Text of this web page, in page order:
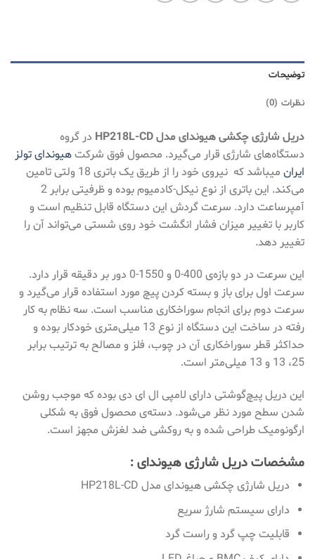
توضیحات
نظرات (0)
دریل شارژی چکشی هیوندای مدل HP218L-CD
در گروه
دستگاه‌های شارژی قرار می‌گیرد. محصول فوق شرکتهیوندای تولز
ایران
میباشد که نیروی خود را از طریق یک باتری 18 ولتی تامین
می‌کند. این باتری از نوع نیکل-کادمیوم بوده و ظرفیتی برابر 2
آمپرساعت دارد. سرعت گردش این دستگاه قابل تنظیم است و
کاربر با تغییر میزان فشار انگشت خود روی شستی می‌تواند آن را
تغییر دهد.
این سرعت در دو بازه‌ی 400-0 و 1550-0 دور بر دقیقه قرار دارد.
سرعت اول برای باز و بسته کردن پیچ مورد استفاده قرار می‌گیرد و
سرعت دوم برای انجام سوراخکاری مناسب است. سه نظام به کار
رفته در ساخت این دستگاه از نوع 13 میلی‌متری خودکار بوده و
حداکثر قطر سوراخکاری آن در چوب، فلز و مصالح به ترتیب برابر
25، 13 و 13 میلی‌متر است.
این دریل پیچ‌گوشتی دارای لامپی ال ای دی بوده که موجب روشن
شدن سطح مورد نظر می‌شود. دسته‌ی محصول فوق به شکلی
ارگونومیک طراحی شده و به روکشی ضد لغزش مجهز است.
مشخصات دریل شارژی هیوندای :
دریل شارژی چکشی هیوندای مدل HP218L-CD
دارای سیستم شارژ سریع
قابلیت چپ گرد و راست گرد